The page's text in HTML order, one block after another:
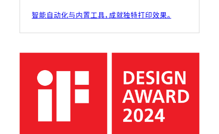
智能自动化与内置工具，成就独特打印效果。